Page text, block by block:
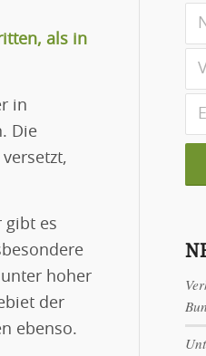
als in
in
Die
gibt es
hoher
der
ebenso.